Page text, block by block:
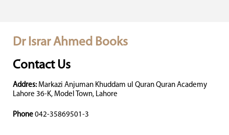
Dr Israr Ahmed Books
Contact Us
Addres: Markazi Anjuman Khuddam ul Quran Quran Academy
Lahore 36-K, Model Town, Lahore
Phone 042-35869501-3